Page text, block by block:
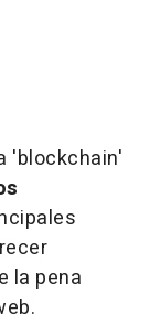
'blockchain'
la pena